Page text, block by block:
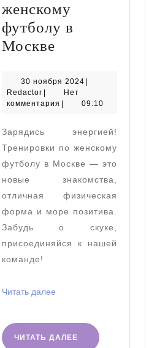
женскому
футболу в
Москве
тренировок
по
футболу
в
30 ноября 2024 30
2024
Redactor Redactor
Нет
комментария
09:10
Зарядись энергией!
Тренировки по женскому
футболу в Москве — это
новые знакомства,
отличная физическая
форма и море позитива.
Забудь о скуке,
присоединяйся к нашей
команде!
Читать далее
ЧИТАТЬ ДАЛЕЕ
ЧИТАТЬ